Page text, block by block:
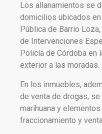
Los allanamientos se
domicilios ubicados
Pública de Barrio
de Intervenciones
Policía de Córdoba en
exterior a las moradas.
En los inmuebles,
de venta de drogas,
marihuana y
fraccionamiento y